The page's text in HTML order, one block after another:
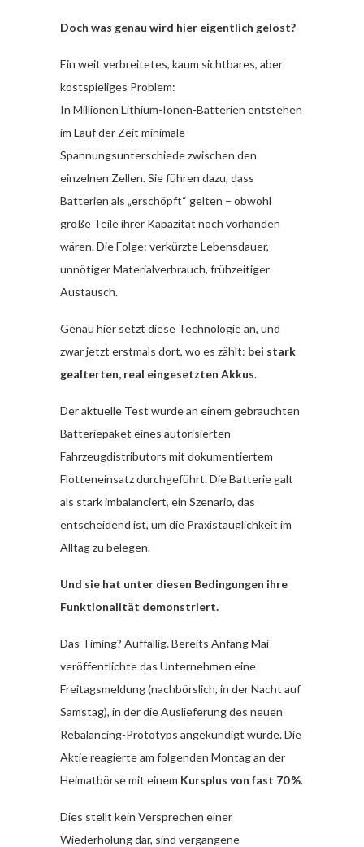
Doch was genau wird hier eigentlich gelöst?
Ein weit verbreitetes, kaum sichtbares, aber
kostspieliges Problem:
In Millionen Lithium-Ionen-Batterien entstehen
im Lauf der Zeit minimale
Spannungsunterschiede zwischen den
einzelnen Zellen. Sie führen dazu, dass
Batterien als „erschöpft“ gelten – obwohl
große Teile ihrer Kapazität noch vorhanden
wären. Die Folge: verkürzte Lebensdauer,
unnötiger Materialverbrauch, frühzeitiger
Austausch.
Genau hier setzt diese Technologie an, und
zwar jetzt erstmals dort, wo es zählt: bei stark
gealterten, real eingesetzten Akkus.
Der aktuelle Test wurde an einem gebrauchten
Batteriepaket eines autorisierten
Fahrzeugdistributors mit dokumentiertem
Flotteneinsatz durchgeführt. Die Batterie galt
als stark imbalanciert, ein Szenario, das
entscheidend ist, um die Praxistauglichkeit im
Alltag zu belegen.
Und sie hat unter diesen Bedingungen ihre
Funktionalität demonstriert.
Das Timing? Auffällig. Bereits Anfang Mai
veröffentlichte das Unternehmen eine
Freitagsmeldung (nachbörslich, in der Nacht auf
Samstag), in der die Auslieferung des neuen
Rebalancing-Prototyps angekündigt wurde. Die
Aktie reagierte am folgenden Montag an der
Heimatbörse mit einem Kursplus von fast 70 %.
Dies stellt kein Versprechen einer
Wiederholung dar, sind vergangene